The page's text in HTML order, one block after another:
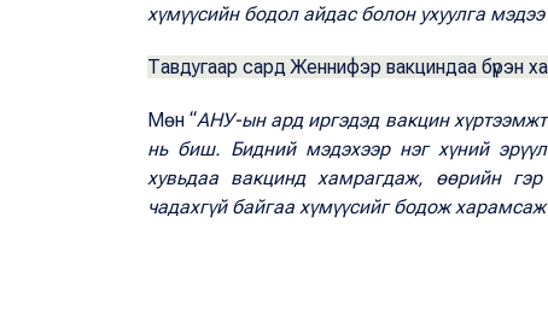
хүмүүсийн бодол айдас болон ухуулга
Тавдугаар сард Женнифэр вакциндаа бүрэн
Мөн “АНУ-ын ард иргэдэд вакцин
нь биш. Бидний мэдэхээр нэг хүний
хувьдаа вакцинд хамрагдаж, өөрийн
чадахгүй байгаа хүмүүсийг бодож